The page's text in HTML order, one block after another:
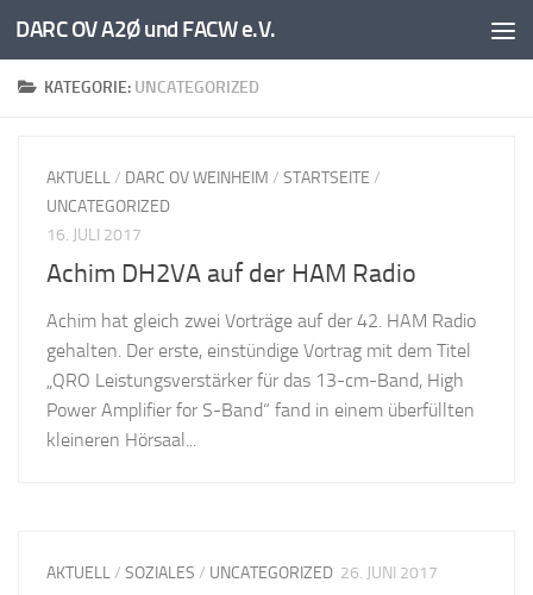
Unter dem Inhalt
DARC OV A2Ø und FACW e.V.
KATEGORIE: UNCATEGORIZED
AKTUELL/ DARC OV WEINHEIM / STARTSEITE /
UNCATEGORIZED
16. JULI 2017
Achim DH2VA auf der HAM Radio
Achim hat gleich zwei Vorträge auf der 42. HAM Radio
gehalten. Der erste, einstündige Vortrag mit dem Titel
„QRO Leistungsverstärker für das 13-cm-Band, High
Power Amplifier for S-Band“ fand in einem überfüllten
kleineren Hörsaal...
AKTUELL/ SOZIALES / UNCATEGORIZED 26. JUNI 2017